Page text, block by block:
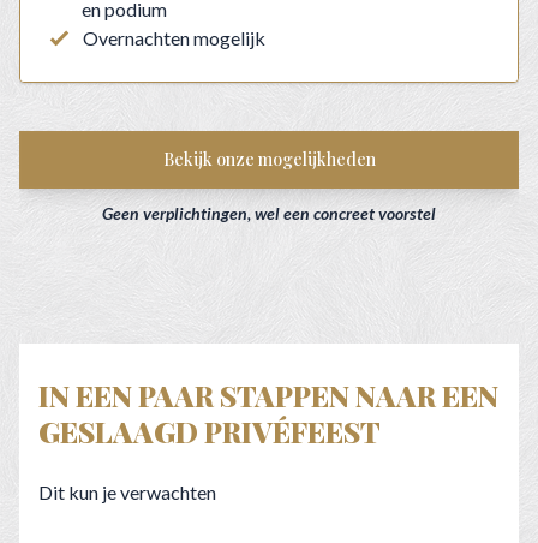
en podium
Overnachten mogelijk
Bekijk onze mogelijkheden
Geen verplichtingen, wel een concreet voorstel
IN EEN PAAR STAPPEN NAAR EEN
GESLAAGD PRIVÉFEEST
Dit kun je verwachten